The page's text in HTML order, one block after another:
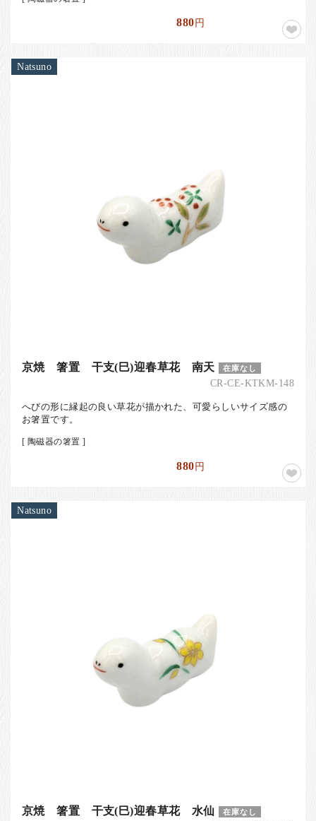
880円
Natsuno
京焼 箸置 干支(巳)迎春草花 南天 在庫なし
CR-CE-KTKM-148
へびの形に縁起の良い草花が描かれた、可愛らしいサイズ感の
お箸置です。
[ 陶磁器の箸置 ]
880円
Natsuno
京焼 箸置 干支(巳)迎春草花 水仙 在庫なし